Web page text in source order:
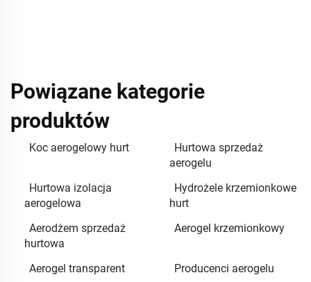
Powiązane kategorie
produktów
Koc aerogelowy hurt
Hurtowa sprzedaż
aerogelu
Hurtowa izolacja
aerogelowa
Hydrożele krzemionkowe
hurt
Aerodżem sprzedaż
hurtowa
Aerogel krzemionkowy
Aerogel transparent
Producenci aerogelu